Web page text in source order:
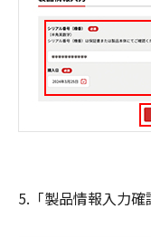
5.「製品情報入力